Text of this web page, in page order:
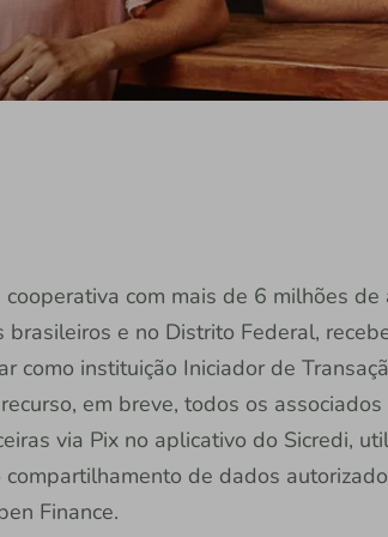
com mais de 6 milhões de
e no Distrito Federal,
como instituição Iniciador de
em breve, todos os
via Pix no aplicativo do Sicredi,
de dados
Finance.